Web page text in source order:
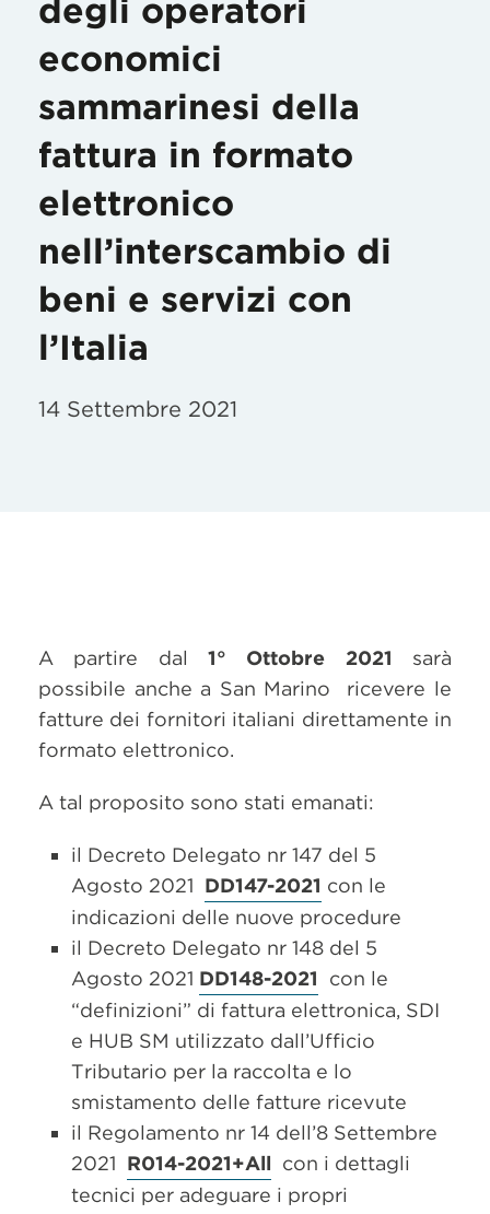
degli operatori
economici
sammarinesi della
fattura in formato
elettronico
nell’interscambio di
beni e servizi con
l’Italia
14 Settembre 2021
A partire dal 1° Ottobre 2021 sarà
possibile anche a San Marino ricevere le
fatture dei fornitori italiani direttamente in
formato elettronico.
A tal proposito sono stati emanati:
il Decreto Delegato nr 147 del 5
Agosto 2021 DD147-2021 con le
indicazioni delle nuove procedure
il Decreto Delegato nr 148 del 5
Agosto 2021 DD148-2021
con le
“definizioni” di fattura elettronica, SDI
e HUB SM utilizzato dall’Ufficio
Tributario per la raccolta e lo
smistamento delle fatture ricevute
il Regolamento nr 14 dell’8 Settembre
2021 R014-2021+All con i dettagli
tecnici per adeguare i propri